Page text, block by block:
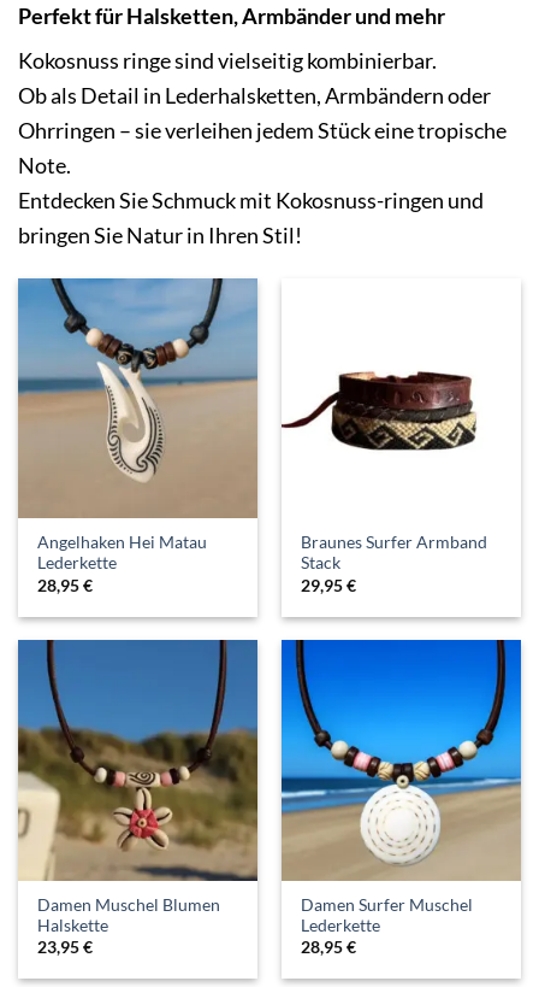
Perfekt für Halsketten, Armbänder und mehr
Kokosnuss ringe sind vielseitig kombinierbar.
Ob als Detail in Lederhalsketten, Armbändern oder
Ohrringen – sie verleihen jedem Stück eine tropische
Note.
Entdecken Sie Schmuck mit Kokosnuss-ringen und
bringen Sie Natur in Ihren Stil!
Angelhaken Hei Matau
Lederkette
28,95€
Braunes Surfer Armband
Stack
29,95€
Damen Muschel Blumen
Halskette
23,95€
Damen Surfer Muschel
Lederkette
28,95€